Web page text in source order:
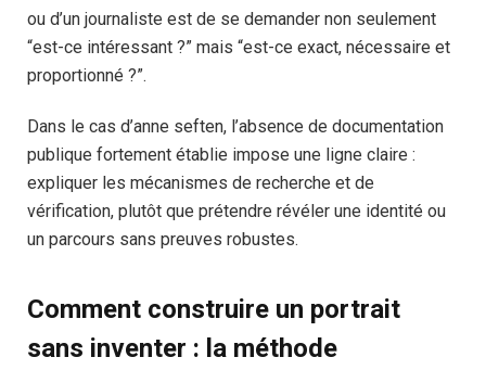
ou d’un journaliste est de se demander non seulement
“est-ce intéressant ?” mais “est-ce exact, nécessaire et
proportionné ?”.
Dans le cas d’anne seften, l’absence de documentation
publique fortement établie impose une ligne claire :
expliquer les mécanismes de recherche et de
vérification, plutôt que prétendre révéler une identité ou
un parcours sans preuves robustes.
Comment construire un portrait
sans inventer : la méthode